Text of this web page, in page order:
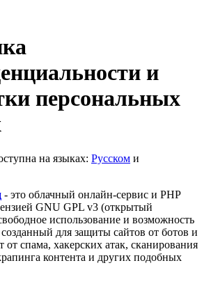
и
персональных
на языках: Русском и
- это облачный онлайн-сервис и PHP
GNU GPL v3 (открытый
использование и возможность
для защиты сайтов от ботов и
от спама, хакерских атак, сканирования
контента и других подобных